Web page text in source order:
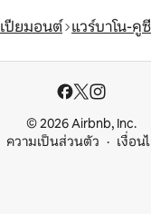
เปียมอนต์ แวร์บาโน-คู
© 2026 Airbnb, Inc.
ความเป็นส่วนตัว
เงื่อน